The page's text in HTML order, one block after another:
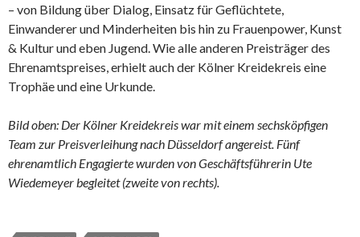
– von Bildung über Dialog, Einsatz für Geflüchtete,
Einwanderer und Minderheiten bis hin zu Frauenpower, Kunst
& Kultur und eben Jugend. Wie alle anderen Preisträger des
Ehrenamtspreises, erhielt auch der Kölner Kreidekreis eine
Trophäe und eine Urkunde.
Bild oben: Der Kölner Kreidekreis war mit einem sechsköpfigen
Team zur Preisverleihung nach Düsseldorf angereist. Fünf
ehrenamtlich Engagierte wurden von Geschäftsführerin Ute
Wiedemeyer begleitet (zweite von rechts).